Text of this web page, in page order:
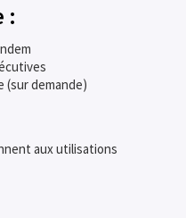
:
(sur demande)
aux utilisations